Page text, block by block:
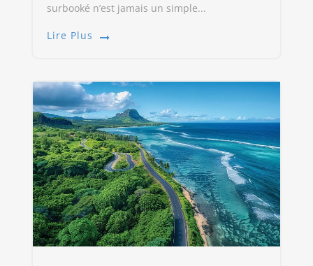
surbooké n’est jamais un simple...
Lire Plus